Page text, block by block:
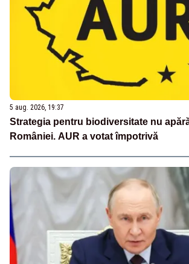
5 aug. 2026, 19:37
Strategia pentru biodiversitate nu
României. AUR a votat împotrivă